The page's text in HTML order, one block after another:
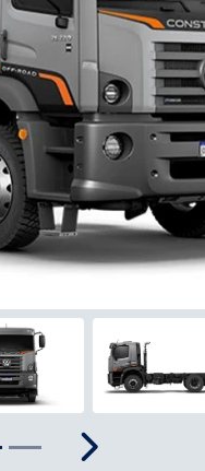
Próximo